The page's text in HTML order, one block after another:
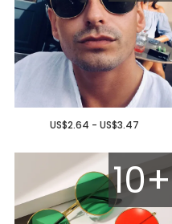
US$2.64 - US$3.47
10+